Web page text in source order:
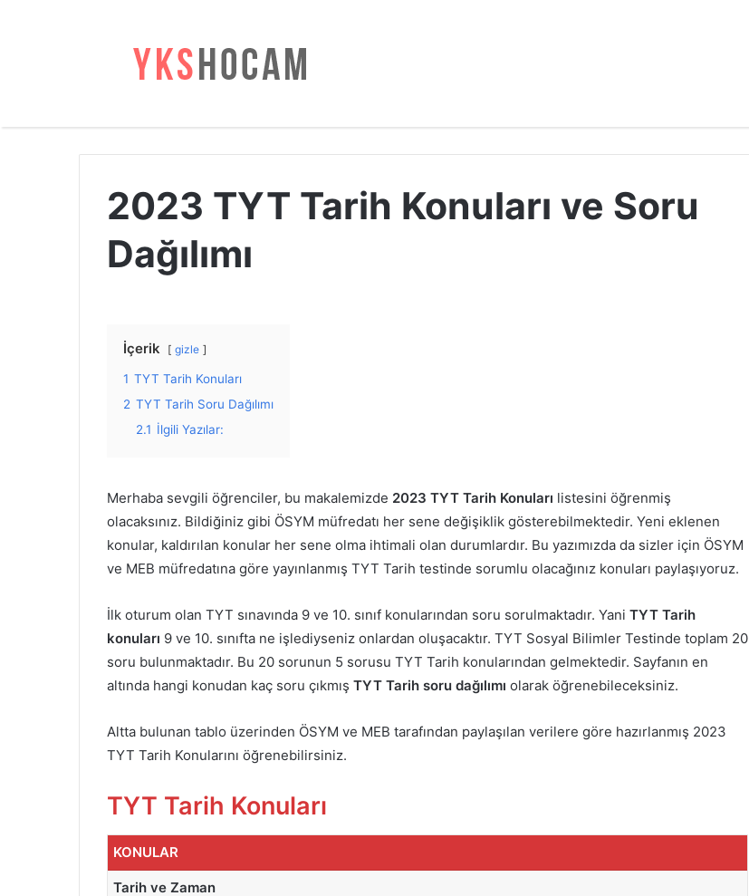
2023 TYT Tarih Konuları ve Soru
Dağılımı
İçerik gizle
1 TYT Tarih Konuları
2 TYT Tarih Soru Dağılımı
2.1 İlgili Yazılar:
Merhaba sevgili öğrenciler, bu makalemizde 2023 TYT Tarih Konuları listesini öğrenmiş
olacaksınız. Bildiğiniz gibi ÖSYM müfredatı her sene değişiklik gösterebilmektedir. Yeni eklenen
konular, kaldırılan konular her sene olma ihtimali olan durumlardır. Bu yazımızda da sizler için ÖSYM
ve MEB müfredatına göre yayınlanmış TYT Tarih testinde sorumlu olacağınız konuları paylaşıyoruz.
İlk oturum olan TYT sınavında 9 ve 10. sınıf konularından soru sorulmaktadır. Yani TYT Tarih
konuları 9 ve 10. sınıfta ne işlediyseniz onlardan oluşacaktır. TYT Sosyal Bilimler Testinde toplam 20
soru bulunmaktadır. Bu 20 sorunun 5 sorusu TYT Tarih konularından gelmektedir. Sayfanın en
altında hangi konudan kaç soru çıkmış TYT Tarih soru dağılımı olarak öğrenebileceksiniz.
Altta bulunan tablo üzerinden ÖSYM ve MEB tarafından paylaşılan verilere göre hazırlanmış 2023
TYT Tarih Konularını öğrenebilirsiniz.
TYT Tarih Konuları
KONULAR
Tarih ve Zaman